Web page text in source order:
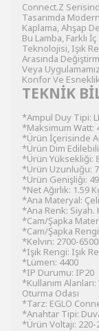
Connect.Z
Tasarımda
Kaplama, Ahşap
Bu Lamba, Farklı
Teknolojisi, Işık
Arasında
Veya
Konfor Ve
TEKNİK
*Ampul Duy Tipi:
*Maksimum Watt:
*Ürün İçerisinde
*Ürün Dim
*Ürün Yüksekliği:
*Ürün Uzunluğu:
*Ürün Genişliği:
*Net Ağırlık: 1.59
*Ana Materyal:
*Ana Renk: Siyah.
*Cam/Şapka
*Cam/Şapka
*Kelvın: 2700-
*Işık Rengi: Işık
*Lümen: 4400
*IP Durumu: IP20
*Kullanım
Oturma Odası
*Tarz: EGLO
*Anahtar Tipi:
*Ürün Voltajı: 220-